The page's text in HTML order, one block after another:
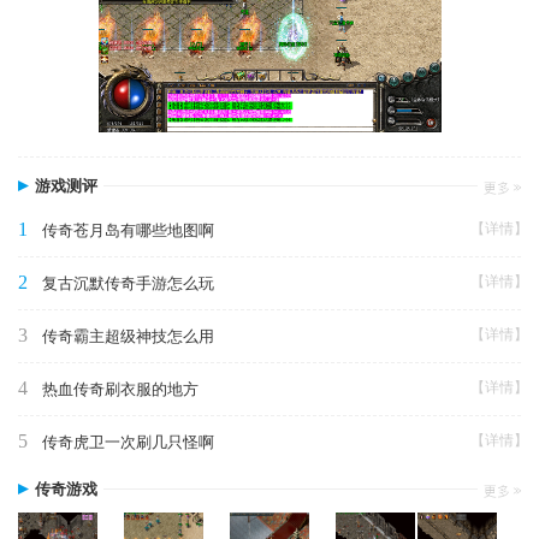
游戏测评
1 传奇苍月岛有哪些地图啊 【详情】
2 复古沉默传奇手游怎么玩 【详情】
3 传奇霸主超级神技怎么用 【详情】
4 热血传奇刷衣服的地方 【详情】
5 传奇虎卫一次刷几只怪啊 【详情】
传奇游戏